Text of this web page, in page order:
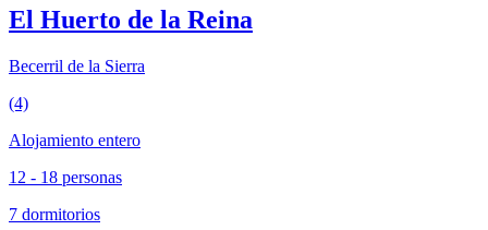
El Huerto de la Reina
Becerril de la Sierra
(4)
Alojamiento entero
12 - 18 personas
7 dormitorios